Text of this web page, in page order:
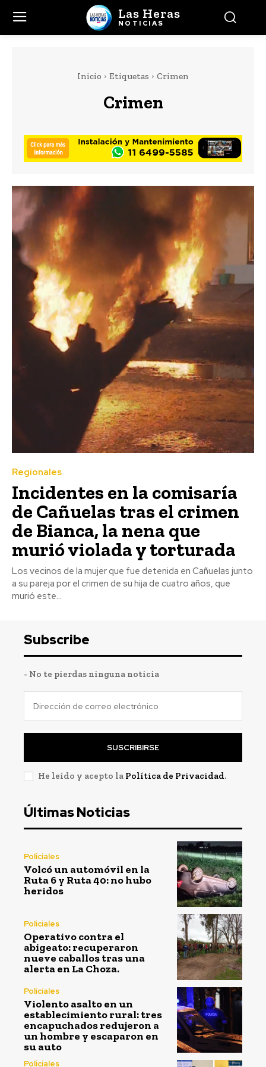
Las Heras
NOTICIAS
Inicio Etiquetas Crimen
Crimen
Regionales
Incidentes en la comisaría
de Cañuelas tras el crimen
de Bianca, la nena que
murió violada y torturada
Los vecinos de la mujer que fue detenida en Cañuelas junto
a su pareja por el crimen de su hija de cuatro años, que
murió este...
Subscribe
- No te pierdas ninguna noticia
SUSCRIBIRSE
He leído y acepto la Política de Privacidad.
Últimas Noticias
Policiales
Volcó un automóvil en la
Ruta 6 y Ruta 40: no hubo
heridos
Policiales
Operativo contra el
abigeato: recuperaron
nueve caballos tras una
alerta en La Choza.
Policiales
Violento asalto en un
establecimiento rural: tres
encapuchados redujeron a
un hombre y escaparon en
su auto
Policiales